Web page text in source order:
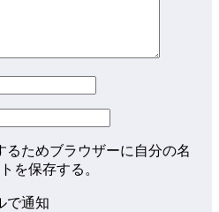
るためブラウザーに自分の名
を保存する。
で通知